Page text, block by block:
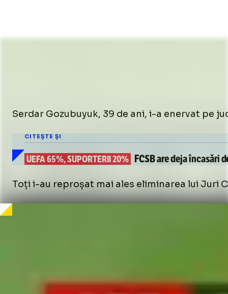
Serdar Gozubuyuk, 39 de ani, i-a enervat pe
CITEȘTE ȘI
UEFA 65%, SUPORTERII 20% FCSB are dejaîncasări
Toți i-au reproșat mai ales eliminarea lui Juri